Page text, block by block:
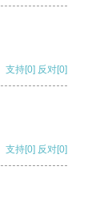
支持[0] 反对[0]
支持[0] 反对[0]